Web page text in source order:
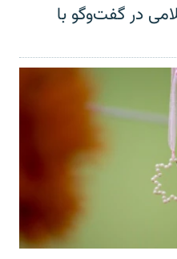
در گفت‌وگو با